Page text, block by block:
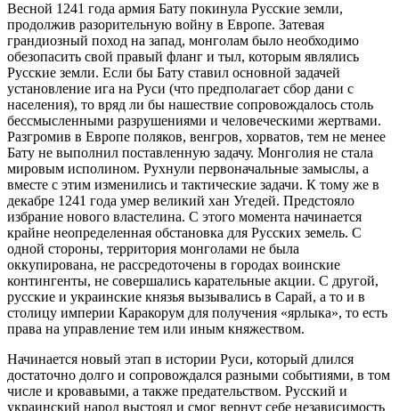
Весной 1241 года армия Бату покинула Русские земли,
продолжив разорительную войну в Европе. Затевая
грандиозный поход на запад, монголам было необходимо
обезопасить свой правый фланг и тыл, которым являлись
Русские земли. Если бы Бату ставил основной задачей
установление ига на Руси (что предполагает сбор дани с
населения), то вряд ли бы нашествие сопровождалось столь
бессмысленными разрушениями и человеческими жертвами.
Разгромив в Европе поляков, венгров, хорватов, тем не менее
Бату не выполнил поставленную задачу. Монголия не стала
мировым исполином. Рухнули первоначальные замыслы, а
вместе с этим изменились и тактические задачи. К тому же в
декабре 1241 года умер великий хан Угедей. Предстояло
избрание нового властелина. С этого момента начинается
крайне неопределенная обстановка для Русских земель. С
одной стороны, территория монголами не была
оккупирована, не рассредоточены в городах воинские
контингенты, не совершались карательные акции. С другой,
русские и украинские князья вызывались в Сарай, а то и в
столицу империи Каракорум для получения «ярлыка», то есть
права на управление тем или иным княжеством.
Начинается новый этап в истории Руси, который длился
достаточно долго и сопровождался разными событиями, в том
числе и кровавыми, а также предательством. Русский и
украинский народ выстоял и смог вернут себе независимость